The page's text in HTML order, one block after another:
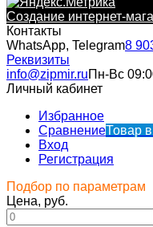
Создание интернет-
Контакты
WhatsApp, Telegram8
Реквизиты
info@zipmir.ruПн-Вс
Личный кабинет
Избранное
СравнениеТовар
Вход
Регистрация
Подбор по параметрам
Цена, руб.